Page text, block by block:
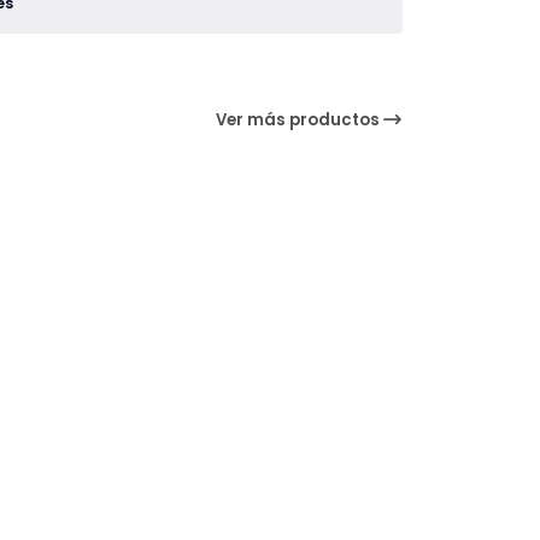
Ver más productos